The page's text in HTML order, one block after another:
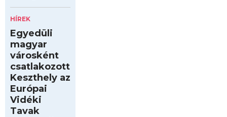
HÍREK
Egyedüli
magyar
városként
csatlakozott
Keszthely az
Európai
Vidéki
Tavak